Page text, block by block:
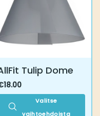
Tulip Dome
18.00
Valitse
vaihtoehdoista